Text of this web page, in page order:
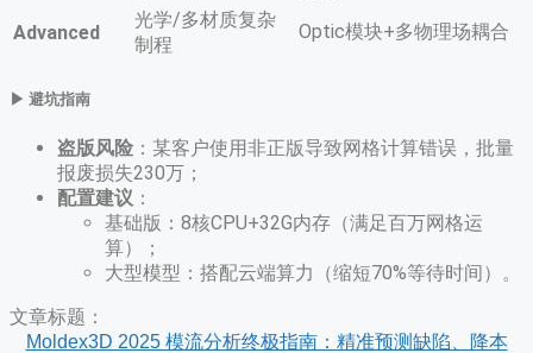
Advanced
光学/多材质复杂
制程
Optic模块+多物理场耦合
▶ ​ 避坑指南
盗版风险 ​：某客户使用非正版导致网格计算错误，批量
报废损失230万；
配置建议 ​：
基础版：8核CPU+32G内存（满足百万网格运
算）；
大型模型：搭配云端算力（缩短70%等待时间）。
文章标题：
Moldex3D 2025 模流分析终极指南：精准预测缺陷、降本